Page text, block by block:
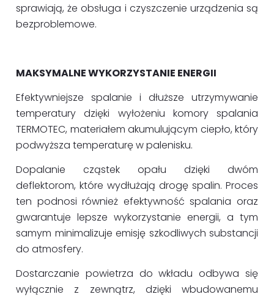
sprawiają, że obsługa i czyszczenie urządzenia są
bezproblemowe.
MAKSYMALNE WYKORZYSTANIE ENERGII
Efektywniejsze spalanie i dłuższe utrzymywanie
temperatury dzięki wyłożeniu komory spalania
TERMOTEC, materiałem akumulującym ciepło, który
podwyższa temperaturę w palenisku.
Dopalanie cząstek opału dzięki dwóm
deflektorom, które wydłużają drogę spalin. Proces
ten podnosi również efektywność spalania oraz
gwarantuje lepsze wykorzystanie energii, a tym
samym minimalizuje emisję szkodliwych substancji
do atmosfery.
Dostarczanie powietrza do wkładu odbywa się
wyłącznie z zewnątrz, dzięki wbudowanemu